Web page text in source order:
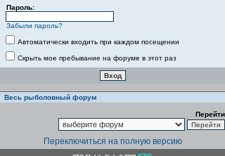
Пароль:
Забыли пароль?
Автоматически входить при каждом посещении
Скрыть мое пребывание на форуме в этот раз
Весь рыболовный форум
Перейти
Переключиться на полную версию